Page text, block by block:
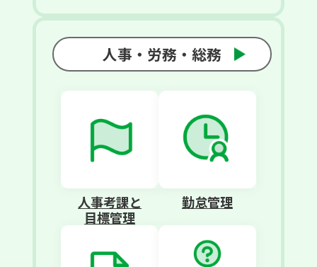
人事・労務・総務
人事考課と
目標管理
勤怠管理